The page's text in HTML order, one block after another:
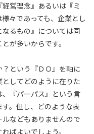
営理念』あるいは『ミ
々であっても、企業とし
るもの』については同
が多いからです。
という『ＤＯ』を軸に
してどのように在りた
『パーパス』という言
。但し、どのような表
などもありませんので
ばよいでしょう。